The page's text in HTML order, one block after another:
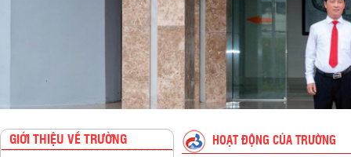
GIỚI THIỆU VỀ TRƯỜNG
HOẠT ĐỘNG CỦA TRƯỜNG